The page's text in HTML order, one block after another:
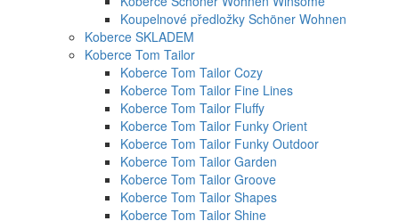
Koupelnové předložky Schöner Wohnen
Koberce SKLADEM
Koberce Tom Tailor
Koberce Tom Tailor Cozy
Koberce Tom Tailor Fine Lines
Koberce Tom Tailor Fluffy
Koberce Tom Tailor Funky Orient
Koberce Tom Tailor Funky Outdoor
Koberce Tom Tailor Garden
Koberce Tom Tailor Groove
Koberce Tom Tailor Shapes
Koberce Tom Tailor Shine